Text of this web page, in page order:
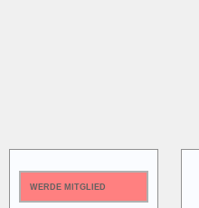
WERDE MITGLIED